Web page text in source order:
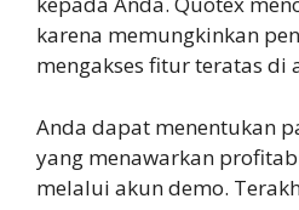
karena memungkinkan
mengakses fitur teratas di
Anda dapat menentukan
yang menawarkan
melalui akun demo.